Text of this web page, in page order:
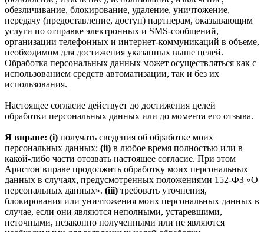
обезличивание, блокирование, удаление, уничтожение,
передачу (предоставление, доступ) партнерам, оказывающим
услуги по отправке электронных и SMS‑сообщений,
организации телефонных и интернет‑коммуникаций в объеме,
необходимом для достижения указанных выше целей.
Обработка персональных данных может осуществляться как с
использованием средств автоматизации, так и без их
использования.
Настоящее согласие действует до достижения целей
обработки персональных данных или до момента его отзыва.
Я вправе: (i) получать сведения об обработке моих
персональных данных; (ii) в любое время полностью или в
какой-либо части отозвать настоящее согласие. При этом
Аристон вправе продолжить обработку моих персональных
данных в случаях, предусмотренных положениями 152-ФЗ «О
персональных данных». (iii) требовать уточнения,
блокирования или уничтожения моих персональных данных в
случае, если они являются неполными, устаревшими,
неточными, незаконно полученными или не являются